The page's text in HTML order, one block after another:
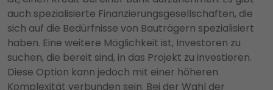
auch spezialisierte Finanzierungsgesellschaften, die
sich auf die Bedürfnisse von Bauträgern spezialisiert
haben. Eine weitere Möglichkeit ist, Investoren zu
suchen, die bereit sind, in das Projekt zu investieren.
Diese Option kann jedoch mit einer höheren
Komplexität verbunden sein. Bei der Wahl der